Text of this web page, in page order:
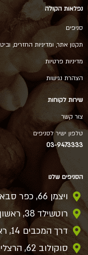
נפלאות הקולה
סניפים
תקנון אתר, ומדיניות החזרים,
מדיניות פרטיות
הצהרת נגישות
שירות לקוחות
צור קשר
טלפון ישיר לסניפים
03-9473333
הסניפים שלנו
ויצמן 66, כפר סבא
רוטשילד 38, ראשון לציון
דרך המכבים 14, ראשון לציון
סוקולוב 62, הרצליה